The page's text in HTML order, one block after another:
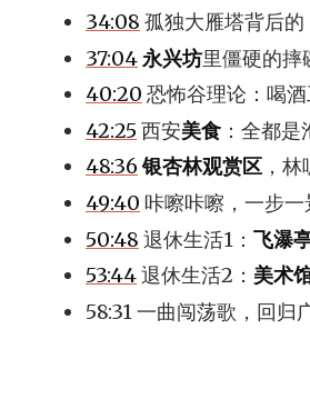
34:08 孤独大雁塔背后的
37:04永兴坊里僵硬的摔
40:20 恐怖谷理论：喝
42:25 西安美食 ：全都是
48:36 银杏林观赏区 ，林
49:40 咔嚓咔嚓，一步一
50:48 退休生活1： 飞瀑
53:44退休生活2： 美术
58:31 一曲闯荡歌，回归